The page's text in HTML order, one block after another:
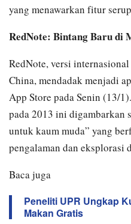
yang menawarkan fitur
RedNote: Bintang Baru di
RedNote, versi
China, mendadak menjadi
App Store pada Senin (13/
pada 2013 ini digambarkan
untuk kaum muda” yang
pengalaman dan eksplorasi
Baca juga
Peneliti UPR Ungkap
Makan Gratis